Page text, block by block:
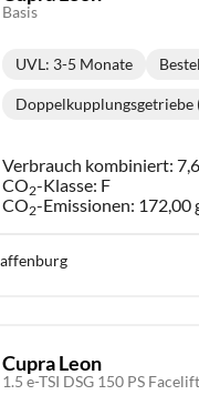
Basis
Lieferzeit:
UVL: 3-5 Monate
Getriebe:
Doppelkupplungsgetriebe
Verbrauch kombiniert:
CO2-Klasse: F
CO2-Emissionen: 172,00
Cupra Leon